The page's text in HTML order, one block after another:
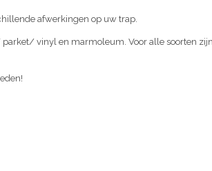
afwerkingen op uw trap.
vinyl en marmoleum. Voor alle soorten